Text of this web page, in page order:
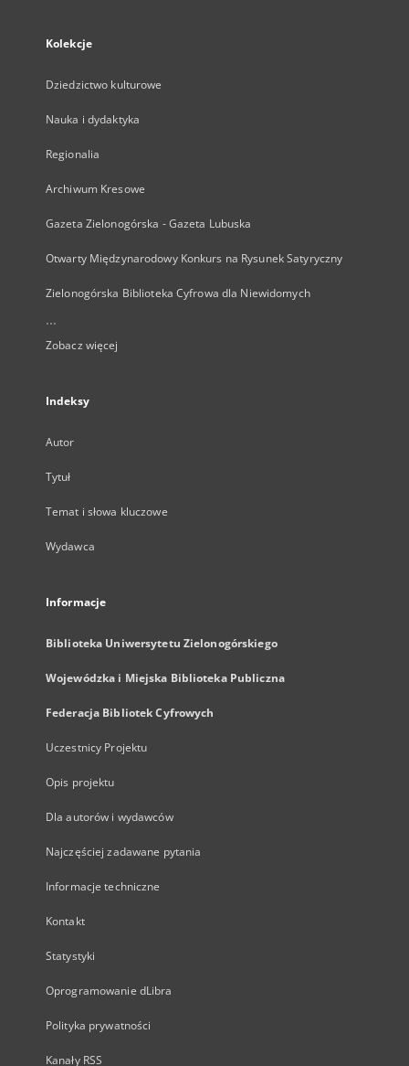
Kolekcje
Dziedzictwo kulturowe
Nauka i dydaktyka
Regionalia
Archiwum Kresowe
Gazeta Zielonogórska - Gazeta Lubuska
Otwarty Międzynarodowy Konkurs na Rysunek Satyryczny
Zielonogórska Biblioteka Cyfrowa dla Niewidomych
...
Zobacz więcej
Indeksy
Autor
Tytuł
Temat i słowa kluczowe
Wydawca
Informacje
Biblioteka Uniwersytetu Zielonogórskiego
Wojewódzka i Miejska Biblioteka Publiczna
Federacja Bibliotek Cyfrowych
Uczestnicy Projektu
Opis projektu
Dla autorów i wydawców
Najczęściej zadawane pytania
Informacje techniczne
Kontakt
Statystyki
Oprogramowanie dLibra
Polityka prywatności
Kanały RSS